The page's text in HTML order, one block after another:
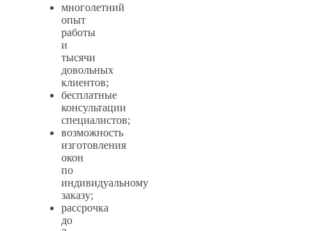
многолетний
опыт
работы
и
тысячи
довольных
клиентов;
бесплатные
консультации
специалистов;
возможность
изготовления
окон
по
индивидуальному
заказу;
рассрочка
до